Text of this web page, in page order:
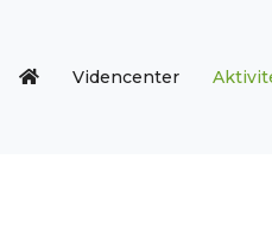
Videncenter